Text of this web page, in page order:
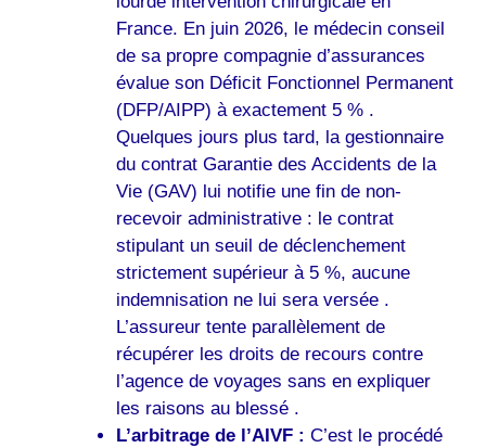
France. En juin 2026, le médecin conseil
de sa propre compagnie d’assurances
évalue son Déficit Fonctionnel Permanent
(DFP/AIPP) à exactement 5 % .
Quelques jours plus tard, la gestionnaire
du contrat Garantie des Accidents de la
Vie (GAV) lui notifie une fin de non-
recevoir administrative : le contrat
stipulant un seuil de déclenchement
strictement supérieur à 5 %, aucune
indemnisation ne lui sera versée .
L’assureur tente parallèlement de
récupérer les droits de recours contre
l’agence de voyages sans en expliquer
les raisons au blessé .
L’arbitrage de l’AIVF : C’est le procédé